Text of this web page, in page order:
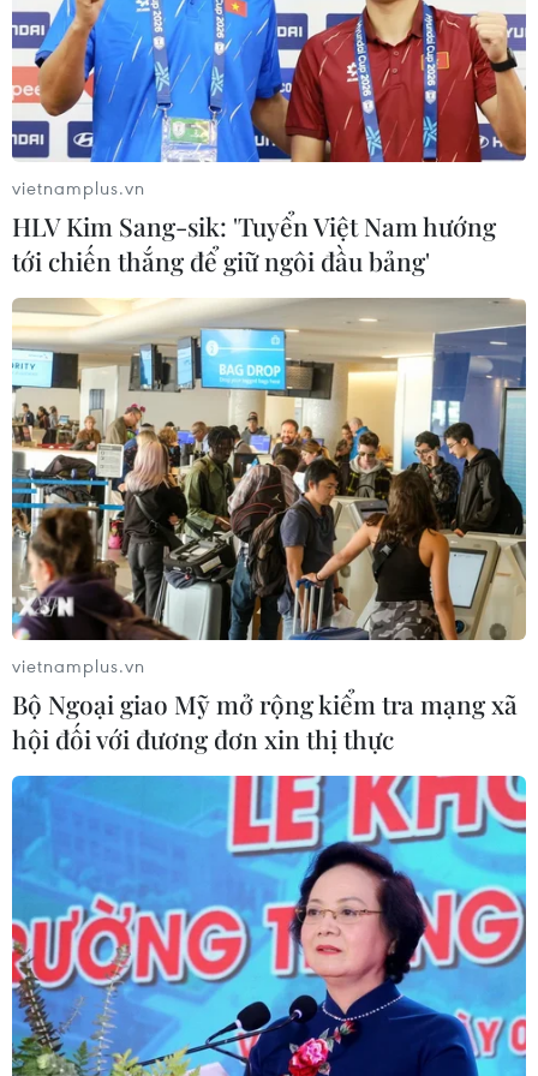
Meta bồi thường gần 600 triệu USD
vì gây tổn hại sức khỏe tâm thần trẻ
em
07/08/2026 04:28
Mỹ áp thuế 15% đối với nguyên liệu
quan trọng để sản xuất chip
07/08/2026 00:56
Google Wallet cho phép phụ huynh
thiết lập số dư an toàn của con cái
06/08/2026 23:44
ChatGPT cung cấp tính năng chat
không giới hạn cho người dùng miễn
phí
06/08/2026 23:32
Phát hiện lỗ hổng bảo mật nghiêm
trọng trên loạt trình duyệt tích hợp
AI
06/08/2026 15:57
Thành lập Hội đồng cấp Nhà nước
xét tặng các giải thưởng khoa học và
công nghệ
06/08/2026 14:19
vietnamplus.vn
HLV Kim Sang-sik: 'Tuyển Việt Nam hướng
tới chiến thắng để giữ ngôi đầu bảng'
vietnamplus.vn
Bộ Ngoại giao Mỹ mở rộng kiểm tra mạng xã
hội đối với đương đơn xin thị thực